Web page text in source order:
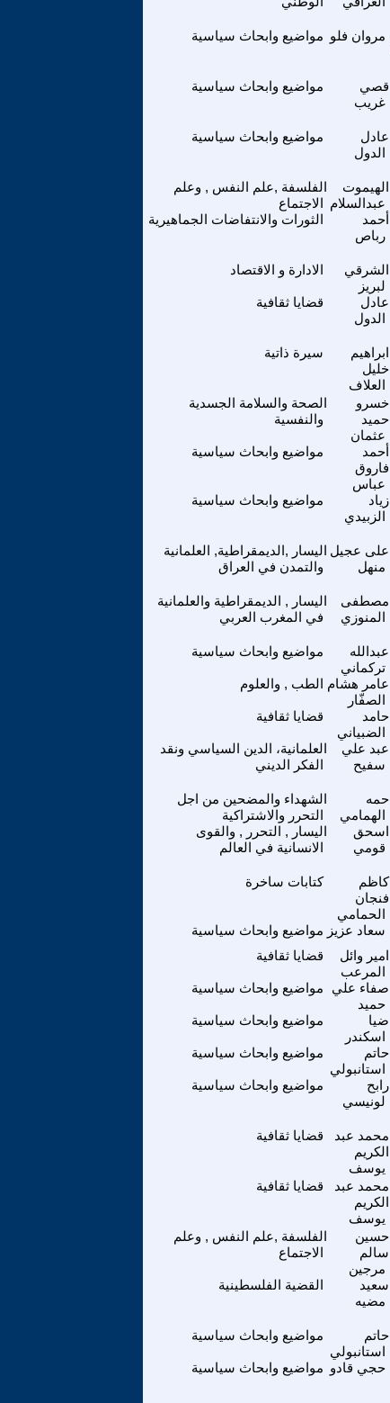
مواضيع وابحاث سياسية مروان فلو
مواضيع وابحاث سياسية
قصي
غريب
مواضيع وابحاث سياسية
عادل
الدول
الفلسفة ,علم النفس , وعلم
الاجتماع
الهيموت
عبدالسلام
الثورات والانتفاضات الجماهيرية
أحمد
رباص
الادارة و الاقتصاد
الشرقي
لبريز
قضايا ثقافية
عادل
الدول
سيرة ذاتية
ابراهيم
خليل
العلاف
الصحة والسلامة الجسدية
والنفسية
خسرو
حميد
عثمان
مواضيع وابحاث سياسية
أحمد
فاروق
عباس
مواضيع وابحاث سياسية
زياد
الزبيدي
اليسار ,الديمقراطية, العلمانية
والتمدن في العراق
على عجيل
منهل
اليسار , الديمقراطية والعلمانية
في المغرب العربي
مصطفى
المنوزي
مواضيع وابحاث سياسية
عبدالله
تركماني
الطب , والعلوم عامر هشام
الصفّار
قضايا ثقافية
حامد
الضبياني
العلمانية، الدين السياسي ونقد
الفكر الديني
عبد علي
سفيح
الشهداء والمضحين من اجل
التحرر والاشتراكية
حمه
الهمامي
اليسار , التحرر , والقوى
الانسانية في العالم
اسحق
قومي
كتابات ساخرة
كاظم
فنجان
الحمامي
مواضيع وابحاث سياسية سعاد عزيز
قضايا ثقافية
امير وائل
المرعب
مواضيع وابحاث سياسية
صفاء علي
حميد
مواضيع وابحاث سياسية
ضيا
اسكندر
مواضيع وابحاث سياسية
حاتم
استانبولي
مواضيع وابحاث سياسية
رابح
لونيسي
قضايا ثقافية
محمد عبد
الكريم
يوسف
قضايا ثقافية
محمد عبد
الكريم
يوسف
الفلسفة ,علم النفس , وعلم
الاجتماع
حسين
سالم
مرجين
القضية الفلسطينية
سعيد
مضيه
مواضيع وابحاث سياسية
حاتم
استانبولي
مواضيع وابحاث سياسية حجي قادو